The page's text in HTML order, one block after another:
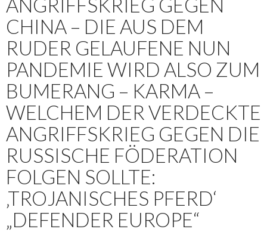
ANGRIFFSKRIEG GEGEN
CHINA – DIE AUS DEM
RUDER GELAUFENE NUN
PANDEMIE WIRD ALSO ZUM
BUMERANG – KARMA –
WELCHEM DER VERDECKTE
ANGRIFFSKRIEG GEGEN DIE
RUSSISCHE FÖDERATION
FOLGEN SOLLTE:
‚TROJANISCHES PFERD‘
„DEFENDER EUROPE“